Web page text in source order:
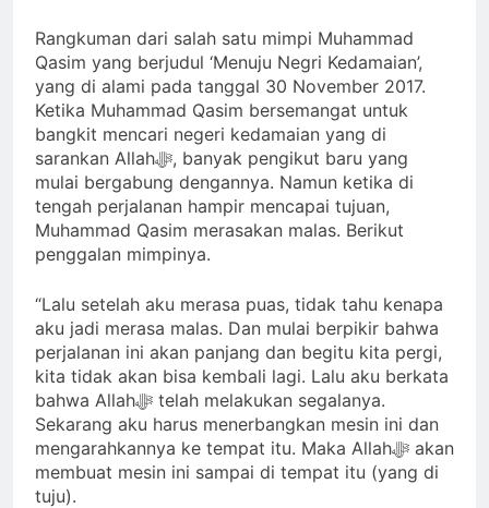
Rangkuman dari salah satu mimpi Muhammad
Qasim yang berjudul ‘Menuju Negri Kedamaian’,
yang di alami pada tanggal 30 November 2017.
Ketika Muhammad Qasim bersemangat untuk
bangkit mencari negeri kedamaian yang di
sarankan Allahﷻ, banyak pengikut baru yang
mulai bergabung dengannya. Namun ketika di
tengah perjalanan hampir mencapai tujuan,
Muhammad Qasim merasakan malas. Berikut
penggalan mimpinya.
“Lalu setelah aku merasa puas, tidak tahu kenapa
aku jadi merasa malas. Dan mulai berpikir bahwa
perjalanan ini akan panjang dan begitu kita pergi,
kita tidak akan bisa kembali lagi. Lalu aku berkata
bahwa Allahﷻ telah melakukan segalanya.
Sekarang aku harus menerbangkan mesin ini dan
mengarahkannya ke tempat itu. Maka Allahﷻ akan
membuat mesin ini sampai di tempat itu (yang di
tuju).